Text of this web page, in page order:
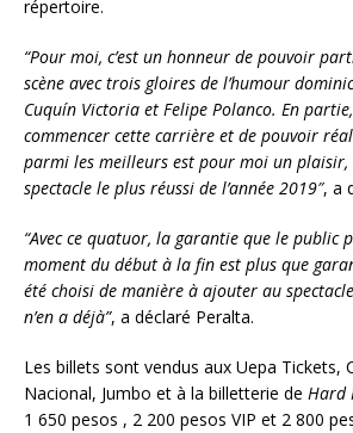
répertoire.
“Pour moi, c’est un honneur de pouvoir
scène avec trois gloires de l’humour
Cuquín Victoria et Felipe Polanco. En
commencer cette carrière et de pouvoir
parmi les meilleurs est pour moi un
spectacle le plus réussi de l’année 2019″, a
“Avec ce quatuor, la garantie que le public
moment du début à la fin est plus que
été choisi de manière à ajouter au
n’en a déjà”, a déclaré Peralta.
Les billets sont vendus aux Uepa Tickets,
Nacional, Jumbo et à la billetterie de Hard
1 650 pesos , 2 200 pesos VIP et 2 800